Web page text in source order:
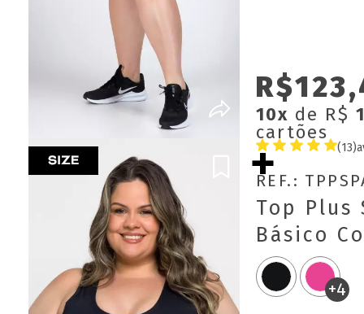
10x de R$
cartões
(13)
REF.:
+4
Top Plus
Básico